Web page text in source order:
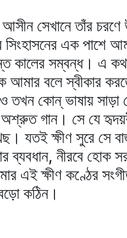
আসীন সেখানে তাঁর
সিংহাসনের এক পাশে
কালের সম্বন্ধ। এ
আমার বলে স্বীকার
কোন্‌ ভাষায় সাড়া
গান। সে যে
যতই ক্ষীণ সুরে সে
ব্যবধান, নীরবে
এই ক্ষীণ কণ্ঠের
কঠিন।